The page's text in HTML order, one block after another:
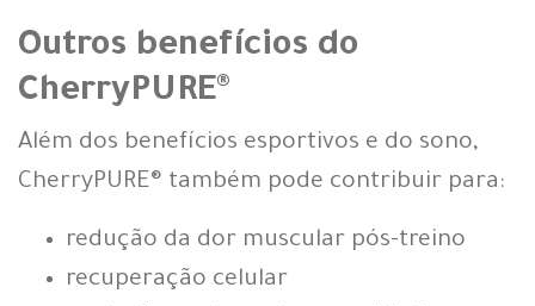
Outros benefícios do
CherryPURE®
Além dos benefícios esportivos e do sono,
CherryPURE® também pode contribuir para:
redução da dor muscular pós-treino
recuperação celular